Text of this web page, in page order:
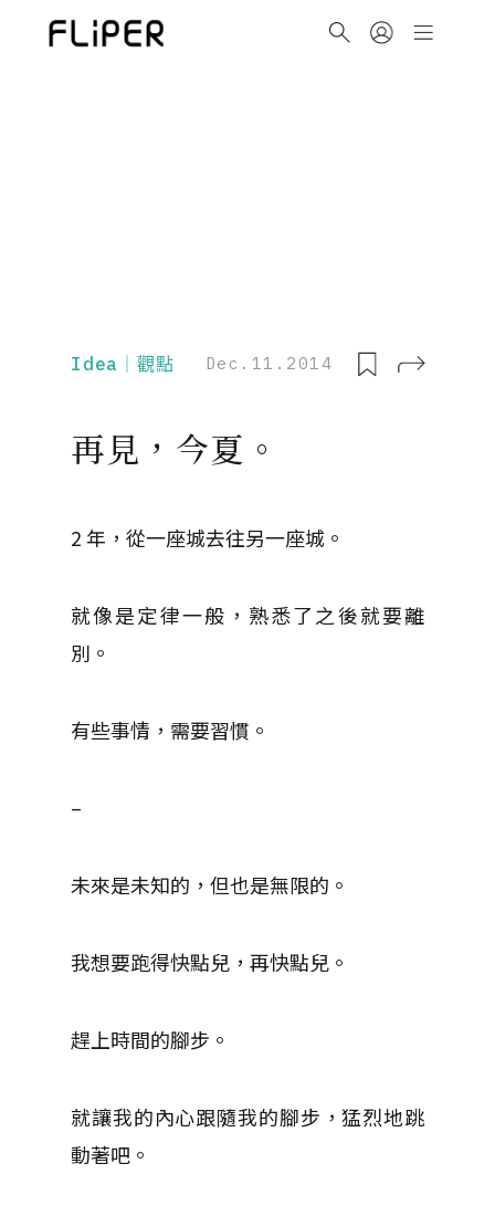
Idea｜觀點 Dec.11.2014
再見，今夏。
2 年，從一座城去往另一座城。
就像是定律一般，熟悉了之後就要離
別。
有些事情，需要習慣。
–
未來是未知的，但也是無限的。
我想要跑得快點兒，再快點兒。
趕上時間的腳步。
就讓我的內心跟隨我的腳步，猛烈地跳
動著吧。